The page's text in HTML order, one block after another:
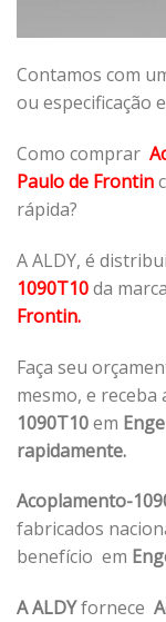
Contamos com
ou especificação
Como comprar
Paulo de Frontin
rápida?
A ALDY, é
1090T10da
Frontin.
Faça seu
mesmo, e receba
1090T10em
rapidamente.
Acoplamento-
fabricados
benefício em
A ALDYfornece